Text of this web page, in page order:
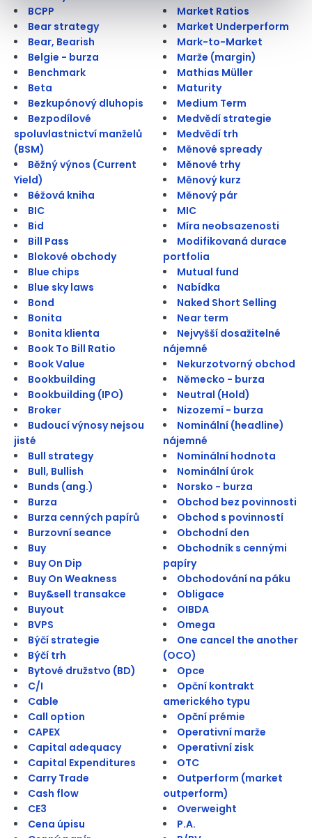
BCPP
Bear strategy
Bear, Bearish
Belgie - burza
Benchmark
Beta
Bezkupónový dluhopis
Bezpodílové
spoluvlastnictví manželů
(BSM)
Běžný výnos (Current
Yield)
Béžová kniha
BIC
Bid
Bill Pass
Blokové obchody
Blue chips
Blue sky laws
Bond
Bonita
Bonita klienta
Book To Bill Ratio
Book Value
Bookbuilding
Bookbuilding (IPO)
Broker
Budoucí výnosy nejsou
jisté
Bull strategy
Bull, Bullish
Bunds (ang.)
Burza
Burza cenných papírů
Burzovní seance
Buy
Buy On Dip
Buy On Weakness
Buy&sell transakce
Buyout
BVPS
Býčí strategie
Býčí trh
Bytové družstvo (BD)
C/I
Cable
Call option
CAPEX
Capital adequacy
Capital Expenditures
Carry Trade
Cash flow
CE3
Cena úpisu
Market Ratios
Market Underperform
Mark-to-Market
Marže (margin)
Mathias Müller
Maturity
Medium Term
Medvědí strategie
Medvědí trh
Měnové spready
Měnové trhy
Měnový kurz
Měnový pár
MIC
Míra neobsazenosti
Modifikovaná durace
portfolia
Mutual fund
Nabídka
Naked Short Selling
Near term
Nejvyšší dosažitelné
nájemné
Nekurzotvorný obchod
Německo - burza
Neutral (Hold)
Nizozemí - burza
Nominální (headline)
nájemné
Nominální hodnota
Nominální úrok
Norsko - burza
Obchod bez povinnosti
Obchod s povinností
Obchodní den
Obchodník s cennými
papíry
Obchodování na páku
Obligace
OIBDA
Omega
One cancel the another
(OCO)
Opce
Opční kontrakt
amerického typu
Opční prémie
Operativní marže
Operativní zisk
OTC
Outperform (market
outperform)
Overweight
P.A.